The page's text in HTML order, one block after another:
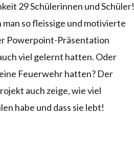
29 Schülerinnen und Schüler!
so fleissige und motivierte
Powerpoint-Präsentation
viel gelernt hatten. Oder
Feuerwehr hatten? Der
auch zeige, wie viel
habe und dass sie lebt!